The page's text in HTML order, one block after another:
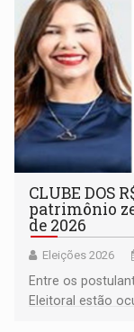
CLUBE DOS
patrimônio
de 2026
Eleições 2026
Entre os
Eleitoral estão